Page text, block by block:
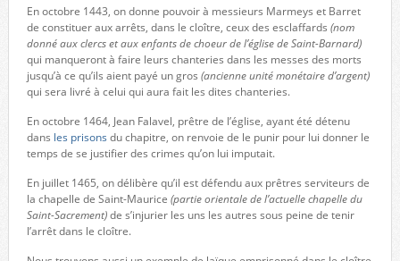
En octobre 1443, on donne pouvoir à messieurs Marmeys et Barret
de constituer aux arrêts, dans le cloître, ceux des esclaffards (nom
donné aux clercs et aux enfants de choeur de l’église de Saint-Barnard)
qui manqueront à faire leurs chanteries dans les messes des morts
jusqu’à ce qu’ils aient payé un gros (ancienne unité monétaire d’argent)
qui sera livré à celui qui aura fait les dites chanteries.
En octobre 1464, Jean Falavel, prêtre de l’église, ayant été détenu
dans les prisons du chapitre, on renvoie de le punir pour lui donner le
temps de se justifier des crimes qu’on lui imputait.
En juillet 1465, on délibère qu’il est défendu aux prêtres serviteurs de
la chapelle de Saint-Maurice (partie orientale de l’actuelle chapelle du
Saint-Sacrement)de s’injurier les uns les autres sous peine de tenir
l’arrêt dans le cloître.